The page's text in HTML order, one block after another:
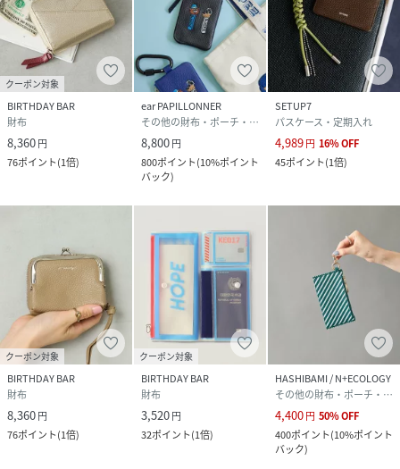
クーポン対象
BIRTHDAY BAR
財布
8,360円
76ポイント(1倍)
ear PAPILLONNER
その他の財布・ポーチ・ケース
8,800円
800ポイント(10%ポイント
バック)
SETUP7
パスケース・定期入れ
4,989円 16%OFF
45ポイント(1倍)
クーポン対象
BIRTHDAY BAR
財布
8,360円
76ポイント(1倍)
クーポン対象
BIRTHDAY BAR
財布
3,520円
32ポイント(1倍)
HASHIBAMI / N+ECOLOGY
その他の財布・ポーチ・ケース
4,400円 50%OFF
400ポイント(10%ポイント
バック)